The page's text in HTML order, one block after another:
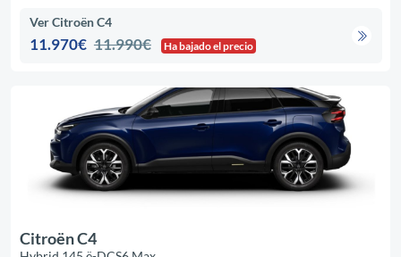
Ver Citroën C4
11.970€ 11.990€ Ha bajado el precio
Citroën C4